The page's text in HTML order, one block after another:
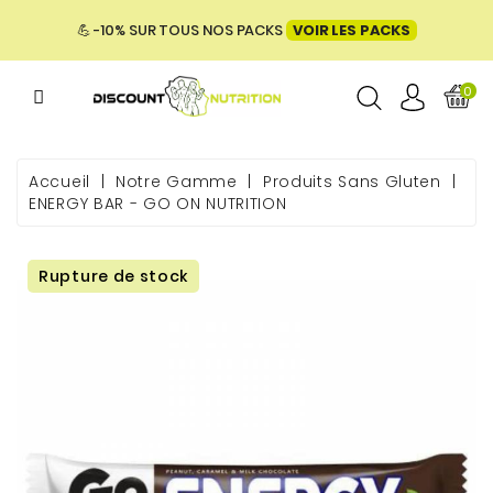
💪 -10% SUR TOUS NOS PACKS VOIR LES PACKS
0
Accueil Notre Gamme
Produits Sans Gluten
ENERGY BAR - GO ON NUTRITION
Rupture de stock